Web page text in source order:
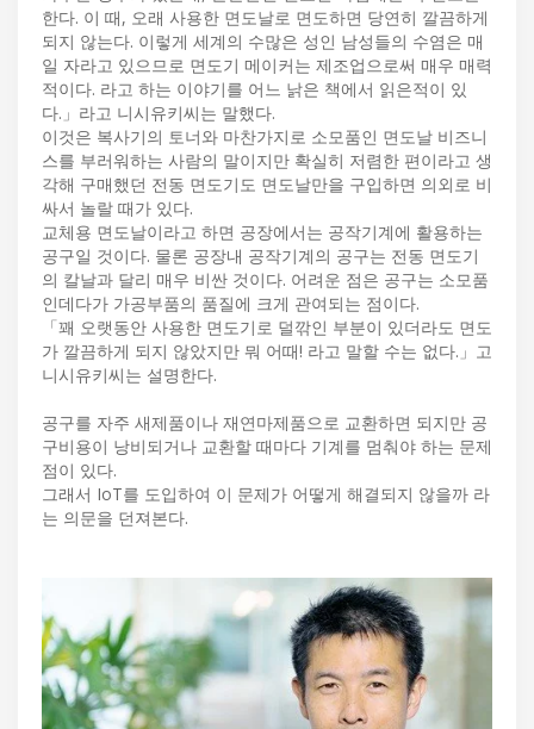
한다. 이 때, 오래 사용한 면도날로 면도하면 당연히 깔끔하게
되지 않는다. 이렇게 세계의 수많은 성인 남성들의 수염은 매
일 자라고 있으므로 면도기 메이커는 제조업으로써 매우 매력
적이다. 라고 하는 이야기를 어느 낡은 책에서 읽은적이 있
다.」라고 니시유키씨는 말했다.
이것은 복사기의 토너와 마찬가지로 소모품인 면도날 비즈니
스를 부러워하는 사람의 말이지만 확실히 저렴한 편이라고 생
각해 구매했던 전동 면도기도 면도날만을 구입하면 의외로 비
싸서 놀랄 때가 있다.
교체용 면도날이라고 하면 공장에서는 공작기계에 활용하는
공구일 것이다. 물론 공장내 공작기계의 공구는 전동 면도기
의 칼날과 달리 매우 비싼 것이다. 어려운 점은 공구는 소모품
인데다가 가공부품의 품질에 크게 관여되는 점이다.
「꽤 오랫동안 사용한 면도기로 덜깎인 부분이 있더라도 면도
가 깔끔하게 되지 않았지만 뭐 어때! 라고 말할 수는 없다.」고
니시유키씨는 설명한다.
공구를 자주 새제품이나 재연마제품으로 교환하면 되지만 공
구비용이 낭비되거나 교환할 때마다 기계를 멈춰야 하는 문제
점이 있다.
그래서 IoT를 도입하여 이 문제가 어떻게 해결되지 않을까 라
는 의문을 던져본다.